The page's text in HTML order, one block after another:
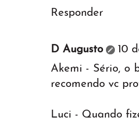
Responder
D Augusto
10
Akemi - Sério, o
recomendo vc
Luci - Quando